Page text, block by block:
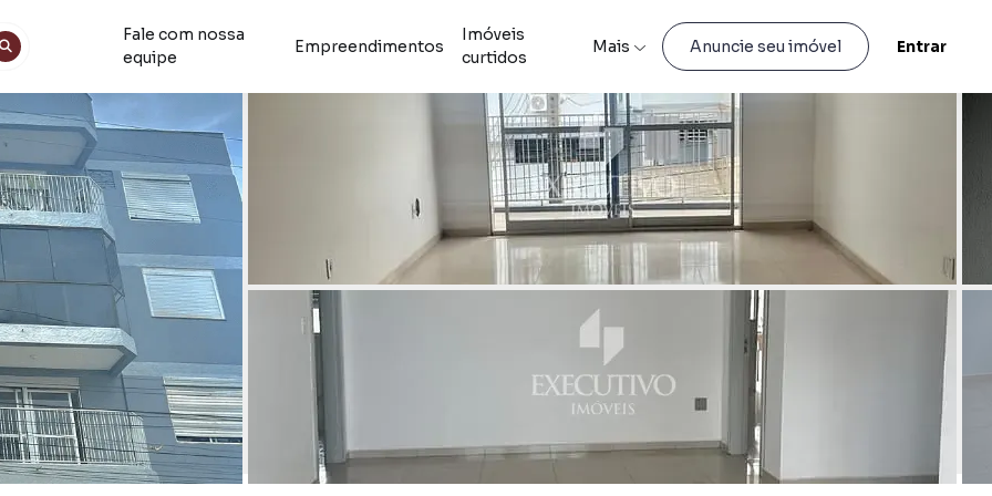
Fale com nossa
equipe
Empreendimentos
Imóveis
curtidos
Mais Anuncie seu imóvel Entrar